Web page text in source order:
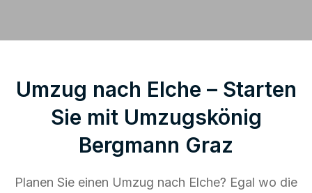
Umzug nach Elche – Starten
Sie mit Umzugskönig
Bergmann Graz
Planen Sie einen Umzug nach Elche? Egal wo die